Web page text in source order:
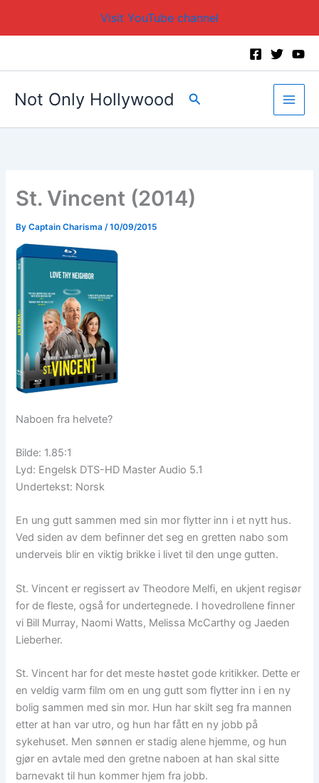
Visit YouTube channel
Not Only Hollywood Search
St. Vincent (2014)
ByCaptain Charisma /10/09/2015
Naboen fra helvete?
Bilde: 1.85:1
Lyd: Engelsk DTS-HD Master Audio 5.1
Undertekst: Norsk
En ung gutt sammen med sin mor flytter inn i et nytt hus.
Ved siden av dem befinner det seg en gretten nabo som
underveis blir en viktig brikke i livet til den unge gutten.
St. Vincent er regissert av Theodore Melfi, en ukjent regisør
for de fleste, også for undertegnede. I hovedrollene finner
vi Bill Murray, Naomi Watts, Melissa McCarthy og Jaeden
Lieberher.
St. Vincent har for det meste høstet gode kritikker. Dette er
en veldig varm film om en ung gutt som flytter inn i en ny
bolig sammen med sin mor. Hun har skilt seg fra mannen
etter at han var utro, og hun har fått en ny jobb på
sykehuset. Men sønnen er stadig alene hjemme, og hun
gjør en avtale med den gretne naboen at han skal sitte
barnevakt til hun kommer hjem fra jobb.